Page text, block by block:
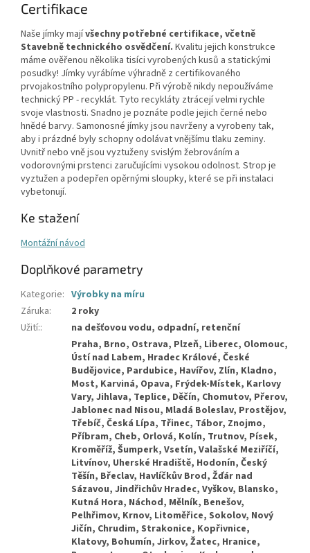
Certifikace
Naše jímky majívšechny potřebné certifikace, včetně
Stavebně technického osvědčení. Kvalitu jejich konstrukce
máme ověřenou několika tisíci vyrobených kusů a statickými
posudky! Jímky vyrábíme výhradně z certifikovaného
prvojakostního polypropylenu. Při výrobě nikdy nepoužíváme
technický PP - recyklát. Tyto recykláty ztrácejí velmi rychle
svoje vlastnosti. Snadno je poznáte podle jejich černé nebo
hnědé barvy. Samonosné jímky jsou navrženy a vyrobeny tak,
aby i prázdné byly schopny odolávat vnějšímu tlaku zeminy.
Uvnitř nebo vně jsou vyztuženy svislým žebrováním a
vodorovnými prstenci zaručujícími vysokou odolnost. Strop je
vyztužen a podepřen opěrnými sloupky, které se při instalaci
vybetonují.
Ke stažení
Montážní návod
Doplňkové parametry
Kategorie: Výrobky na míru
Záruka:
2 roky
Užití:: na dešťovou vodu, odpadní, retenční
Praha, Brno, Ostrava, Plzeň, Liberec, Olomouc, Ústí nad Labem, Hradec Králové, České Budějovice, Pardubice, Havířov, Zlín, Kladno, Most, Karviná, Opava, Frýdek-Místek, Karlovy Vary, Jihlava, Teplice, Děčín, Chomutov, Přerov, Jablonec nad Nisou, Mladá Boleslav, Prostějov, Třebíč, Česká Lípa, Třinec, Tábor, Znojmo, Příbram, Cheb, Orlová, Kolín, Trutnov, Písek, Kroměříž, Šumperk, Vsetín, Valašské Meziříčí, Litvínov, Uherské Hradiště, Hodonín, Český Těšín, Břeclav, Havlíčkův Brod, Žďár nad Sázavou, Jindřichův Hradec, Vyškov, Blansko, Kutná Hora, Náchod, Mělník, Benešov, Pelhřimov, Krnov, Litoměřice, Sokolov, Nový Jičín, Chrudim, Strakonice, Kopřivnice, Klatovy, Bohumín, Jirkov, Žatec, Hranice, Beroun, Louny, Otrokovice, Kralupy nad Vltavou, Kadaň, Brandýs nad Labem, Ostrov, Svitavy, Bruntál, Uherský Brod, Rožnov pod Radhoštěm, Jičín, Rakovník, Neratovice, Dvůr Králové nad Labem, Česká Třebová, Bílina, Varnsdorf, Slaný, Klášterec nad Ohří, Mariánské Lázně, Nymburk, Ústí nad Orlicí, Turnov, Chodov, Rokycany, Hlučín, Poděbrady, Zábřeh, Šternberk, Krupka, Říčany, Český Krumlov, Roudnice nad Labem, Aš, Tachov, Vrchlabí, Jaroměř, Vysoké Mýto, Nový Bor, Holešov, Vlašim,